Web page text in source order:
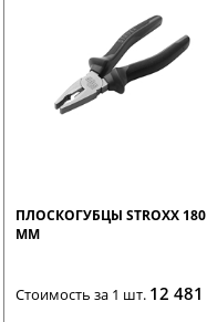
ПЛОСКОГУБЦЫ STROXX 180
ММ
Стоимость за 1 шт. 12 481